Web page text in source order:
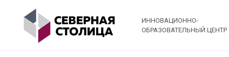
ИННОВАЦИОННО-
ОБРАЗОВАТЕЛЬНЫЙ ЦЕНТР